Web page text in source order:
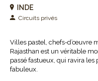
INDE
Circuits privés
Villes pastel, chefs-d’œuvre
Rajasthan est un véritable
passé fastueux, qui ravira les
fabuleux.